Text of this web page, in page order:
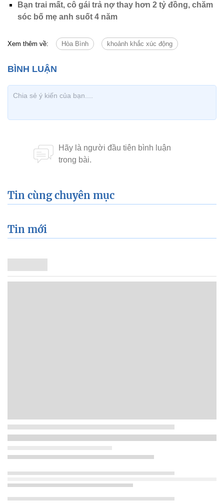
Bạn trai mất, cô gái trả nợ thay hơn 2 tỷ đồng, chăm
sóc bố mẹ anh suốt 4 năm
Xem thêm về: Hòa Bình khoảnh khắc xúc động
Tin cùng chuyên mục
Tin mới